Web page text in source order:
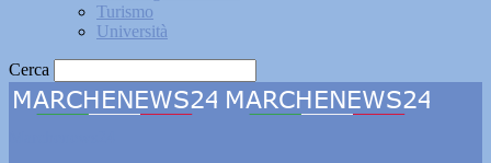
Turismo
Università
Cerca